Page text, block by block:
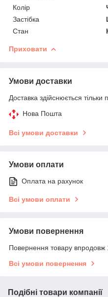
Колір
Застібка
Стан
Приховати
Умови доставки
Доставка здійснюється тільки
Нова Пошта
Всі умови доставки
Умови оплати
Оплата на рахунок
Всі умови оплати
Умови повернення
Повернення товару впродовж
Всі умови повернення
Подібні товари компанії